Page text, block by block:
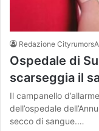
Redazione
Ospedale di
scarseggia il
Il campanello
dell’ospedale
secco di sangue.…